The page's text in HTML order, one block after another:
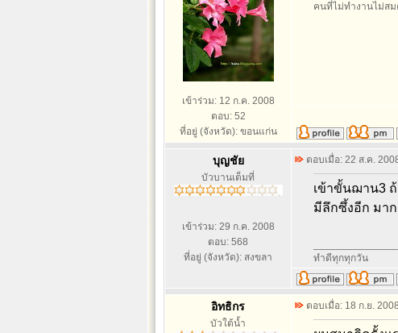
เข้าร่วม: 12 ก.ค. 2008
ตอบ: 52
ที่อยู่ (จังหวัด): ขอนแก่น
คนที่ไม่ทำงานไม่ส
บุญชัย
บัวบานเต็มที่
เข้าร่วม: 29 ก.ค. 2008
ตอบ: 568
ที่อยู่ (จังหวัด): สงขลา
ตอบเมื่อ: 22 ส.ค.
เข้าขั้นฌาน3 ถ้
มีลึกซึ้งอีก มาก
ทำดีทุกทุกวัน
อิทธิกร
บัวใต้น้ำ
ตอบเมื่อ: 18 ก.ย.